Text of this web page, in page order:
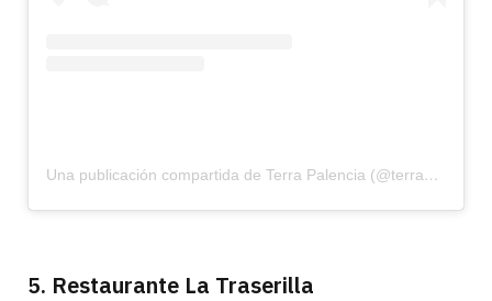
Una publicación compartida de Terra Palencia (@terrapalencia)
5. Restaurante La Traserilla